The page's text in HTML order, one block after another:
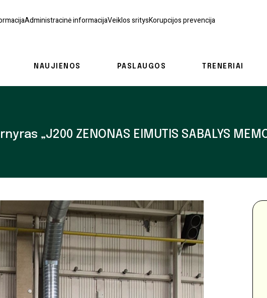
Administracinė informacijaVeiklos sritysKorupcijos prevencija
NAUJIENOS PASLAUGOS TRENERIAI
„J200 ZENONAS EIMUTIS SABALYS